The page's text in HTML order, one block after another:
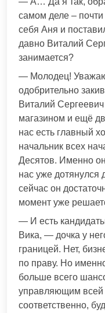
самом деле –
себя Аня и
давно Виталий
занимается?
— Молодец! Уважаю
одобрительно
Виталий
магазином и ещё
нас есть главный
начальник всех
Десятов. Именно
нас уже
сейчас он
момент уже
— И есть
Вика, — дочка у
границей. Нет,
по праву. Но
больше всего
управляющим всей
соответственно,